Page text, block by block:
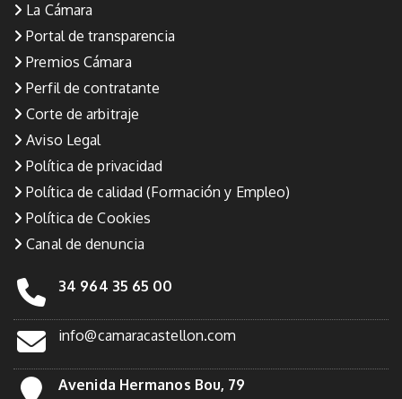
La Cámara
Portal de transparencia
Premios Cámara
Perfil de contratante
Corte de arbitraje
Aviso Legal
Política de privacidad
Política de calidad (Formación y Empleo)
Política de Cookies
Canal de denuncia
34 964 35 65 00
info@camaracastellon.com
Avenida Hermanos Bou, 79